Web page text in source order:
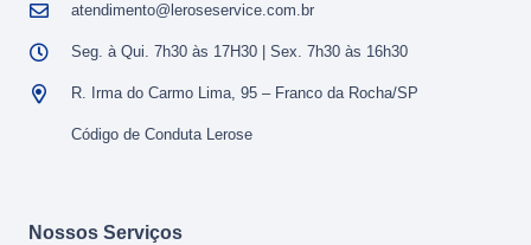
atendimento@leroseservice.com.br
Seg. à Qui. 7h30 às 17H30 | Sex. 7h30 às 16h30
R. Irma do Carmo Lima, 95 – Franco da Rocha/SP
Código de Conduta Lerose
Nossos Serviços